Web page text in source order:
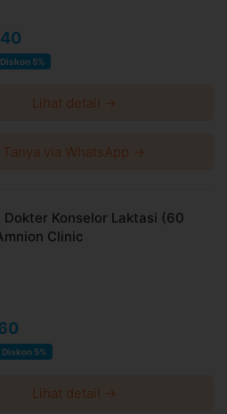
Diskon 5%
Lihat detail →
Tanya via WhatsApp →
Dokter Konselor Laktasi (60
Clinic
Diskon 5%
Lihat detail →